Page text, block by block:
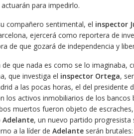
para impedirlo.
compañero sentimental, el inspector
ejercerá como reportera de
de que gozará de independencia y
que nada es como se lo imaginaba,
que investiga el inspector Ortega,
a las pocas horas, el del presidente
los activos inmobiliarios de los bancos
muertos fueron objeto de
Adelante, un nuevo partido progresista
a la líder de Adelante serán